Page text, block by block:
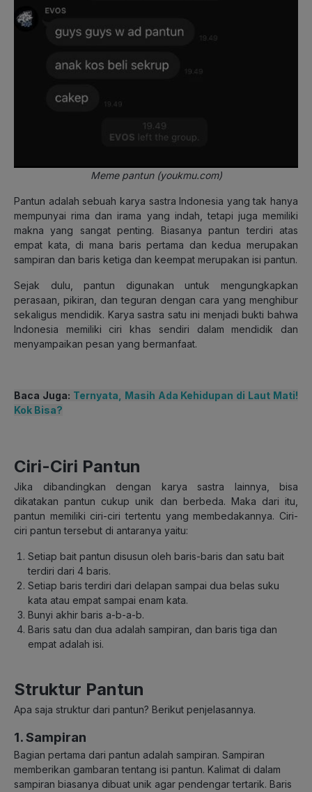
Meme pantun (youkmu.com)
Pantun adalah sebuah karya sastra Indonesia yang tak hanya
mempunyai rima dan irama yang indah, tetapi juga memiliki
makna yang sangat penting. Biasanya pantun terdiri atas
empat kata, di mana baris pertama dan kedua merupakan
sampiran dan baris ketiga dan keempat merupakan isi pantun.
Sejak dulu, pantun digunakan untuk mengungkapkan
perasaan, pikiran, dan teguran dengan cara yang menghibur
sekaligus mendidik. Karya sastra satu ini menjadi bukti bahwa
Indonesia memiliki ciri khas sendiri dalam mendidik dan
menyampaikan pesan yang bermanfaat.
Baca Juga: Ternyata, Masih Ada Kehidupan di Laut Mati!
Kok Bisa?
Ciri-Ciri Pantun
Jika dibandingkan dengan karya sastra lainnya, bisa
dikatakan pantun cukup unik dan berbeda. Maka dari itu,
pantun memiliki ciri-ciri tertentu yang membedakannya. Ciri-
ciri pantun tersebut di antaranya yaitu:
Setiap bait pantun disusun oleh baris-baris dan satu bait
terdiri dari 4 baris.
Setiap baris terdiri dari delapan sampai dua belas suku
kata atau empat sampai enam kata.
Bunyi akhir baris a-b-a-b.
Baris satu dan dua adalah sampiran, dan baris tiga dan
empat adalah isi.
Struktur Pantun
Apa saja struktur dari pantun? Berikut penjelasannya.
1. Sampiran
Bagian pertama dari pantun adalah sampiran. Sampiran
memberikan gambaran tentang isi pantun. Kalimat di dalam
sampiran biasanya dibuat unik agar pendengar tertarik. Baris